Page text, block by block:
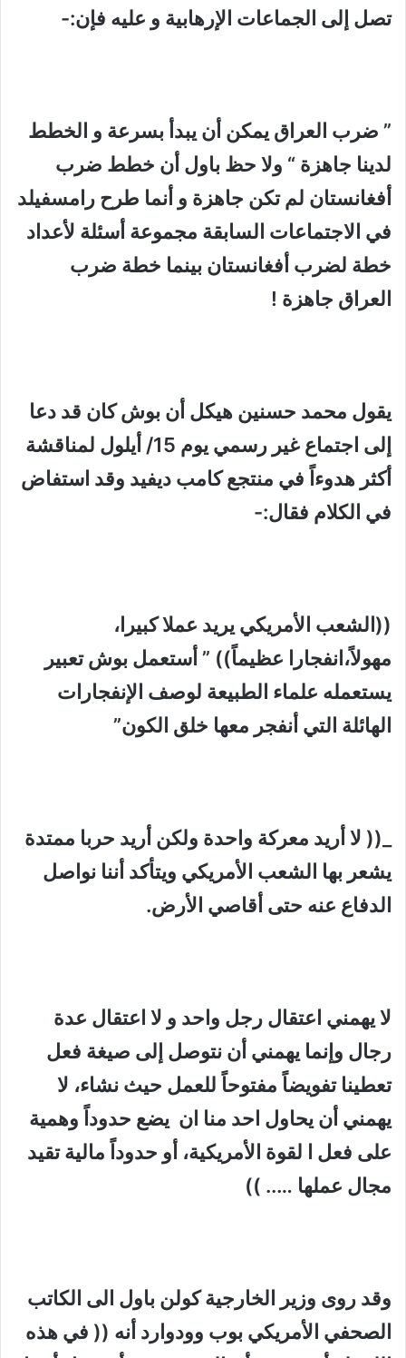
تصل إلى الجماعات الإرهابية و عليه فإن:-
” ضرب العراق يمكن أن يبدأ بسرعة و الخطط
لدينا جاهزة “ ولا حظ باول أن خطط ضرب
أفغانستان لم تكن جاهزة و أنما طرح رامسفيلد
في الاجتماعات السابقة مجموعة أسئلة لأعداد
خطة لضرب أفغانستان بينما خطة ضرب
العراق جاهزة !
يقول محمد حسنين هيكل أن بوش كان قد دعا
إلى اجتماع غير رسمي يوم 15/ أيلول لمناقشة
أكثر هدوءاً في منتجع كامب ديفيد وقد استفاض
في الكلام فقال:-
((الشعب الأمريكي يريد عملا كبيرا،
مهولاً،انفجارا عظيماً)) ” أستعمل بوش تعبير
يستعمله علماء الطبيعة لوصف الإنفجارات
الهائلة التي أنفجر معها خلق الكون”
_(( لا أريد معركة واحدة ولكن أريد حربا ممتدة
يشعر بها الشعب الأمريكي ويتأكد أننا نواصل
الدفاع عنه حتى أقاصي الأرض.
لا يهمني اعتقال رجل واحد و لا اعتقال عدة
رجال وإنما يهمني أن نتوصل إلى صيغة فعل
تعطينا تفويضاً مفتوحاً للعمل حيث نشاء، لا
يهمني أن يحاول احد منا ان يضع حدوداً وهمية
على فعل ا لقوة الأمريكية، أو حدوداً مالية تقيد
مجال عملها ….. ))
وقد روى وزير الخارجية كولن باول الى الكاتب
الصحفي الأمريكي بوب وودوارد أنه (( في هذه